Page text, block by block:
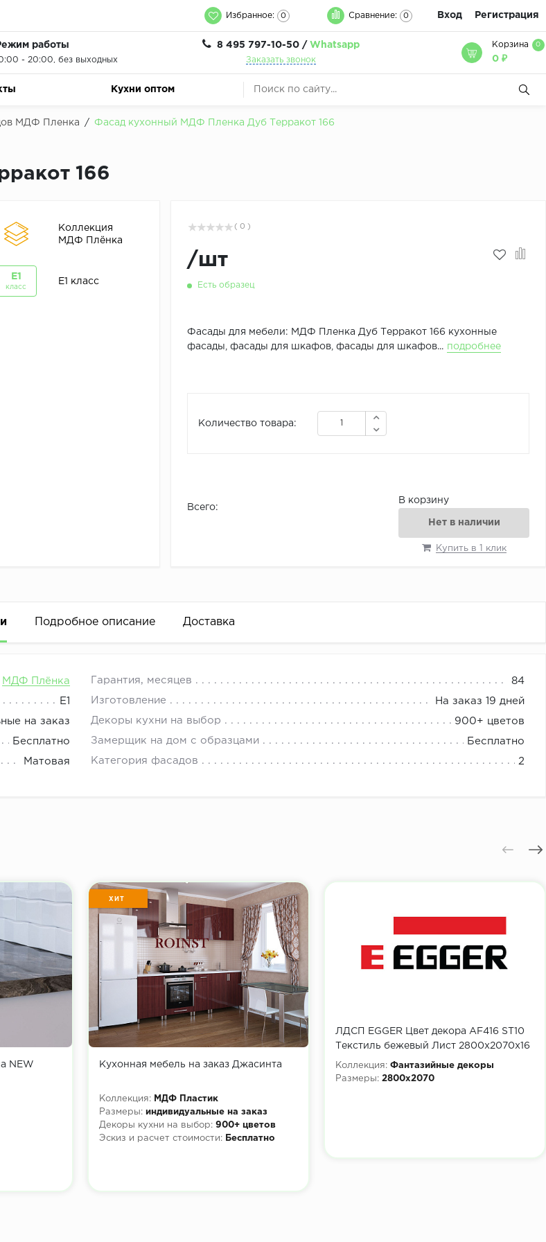
Избранное: 0 Сравнение: 0 Вход Регистрация
работы
- 20:00, без выходных
8 495 797-10-50 / Whatsapp
Заказать звонок
Корзина 0
0 ₽
Кухни оптом
МДФ Пленка / Фасад кухонный МДФ Пленка Дуб Терракот 166
166
Коллекция
МДФ Плёнка
E1
класс
E1 класс
( 0 )
/шт
Есть образец
Фасады для мебели: МДФ Пленка Дуб Терракот 166 кухонные
фасады, фасады для шкафов, фасады для шкафов... подробнее
Количество товара:
Всего:
В корзину
Нет в наличии
Купить в 1 клик
Подробное описание Доставка
МДФ Плёнка Гарантия, месяцев 84
E1 Изготовление На заказ 19 дней
на заказ Декоры кухни на выбор 900+ цветов
Бесплатно Замерщик на дом с образцами Бесплатно
Матовая Категория фасадов 2
NEW
ХИТ
Кухонная мебель на заказ Джасинта
Коллекция:
МДФ Пластик
Размеры: индивидуальные на заказ
Декоры кухни на выбор: 900+ цветов
Эскиз и расчет стоимости:
Бесплатно
ЛДСП EGGER Цвет декора AF416 ST10
Текстиль бежевый Лист 2800x2070х16
мм
Коллекция: Фантазийные декоры
Размеры: 2800x2070